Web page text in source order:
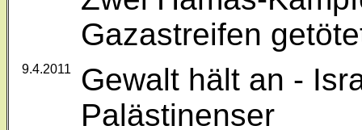
Gazastreifen
9.4.2011
Gewalt hält an -
Palästinenser